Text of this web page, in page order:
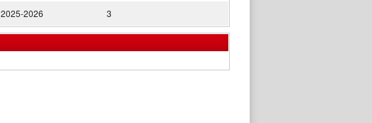
2025-2026 3